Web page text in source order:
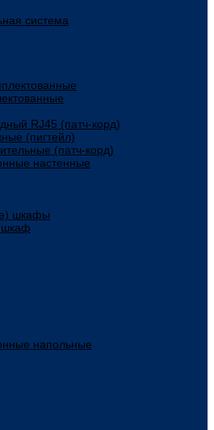
система
RJ45 (патч-корд)
(пигтейл)
(патч-корд)
настенные
шкафы
шкаф
напольные